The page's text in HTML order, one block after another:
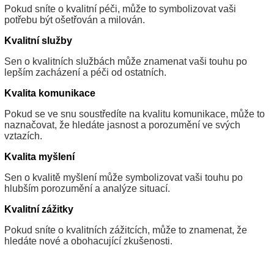
Pokud sníte o kvalitní péči, může to symbolizovat vaši
potřebu být ošetřován a milován.
Kvalitní služby
Sen o kvalitních službách může znamenat vaši touhu po
lepším zacházení a péči od ostatních.
Kvalita komunikace
Pokud se ve snu soustředíte na kvalitu komunikace, může to
naznačovat, že hledáte jasnost a porozumění ve svých
vztazích.
Kvalita myšlení
Sen o kvalitě myšlení může symbolizovat vaši touhu po
hlubším porozumění a analýze situací.
Kvalitní zážitky
Pokud sníte o kvalitních zážitcích, může to znamenat, že
hledáte nové a obohacující zkušenosti.